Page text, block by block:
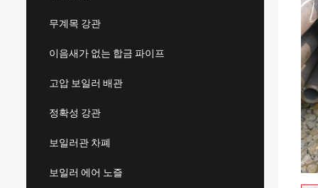
무계목 강관
이음새가 없는 합금 파이프
고압 보일러 배관
정확성 강관
보일러관 차폐
보일러 에어 노즐